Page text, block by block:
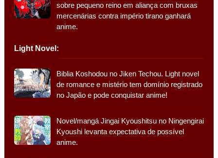
sobre pequeno reino em aliança com bruxas
mercenárias contra império tirano ganhará
anime.
Light Novel:
Biblia Koshodou no Jiken Techou. Light novel
de romance e mistério tem domínio registrado
no Japão e pode conquistar anime!
Novel/mangá Jingai Kyoushitsu no Ningengirai
Kyoushi levanta expectativa de possível
anime.